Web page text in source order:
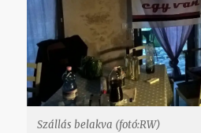
Szállás belakva (fotó:RW)